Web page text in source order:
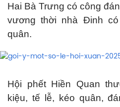
Hai Bà Trưng có công
vương thời nhà Đinh
quân.
Hội phết Hiền Quan
kiệu, tế lễ, kéo quân,